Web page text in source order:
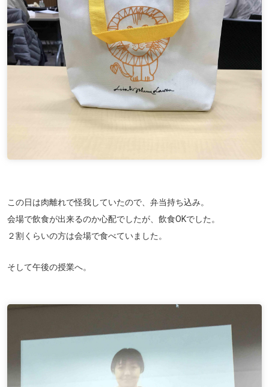
この日は肉離れで怪我していたので、弁当持ち込み。
会場で飲食が出来るのか心配でしたが、飲食OKでした。
２割くらいの方は会場で食べていました。
そして午後の授業へ。